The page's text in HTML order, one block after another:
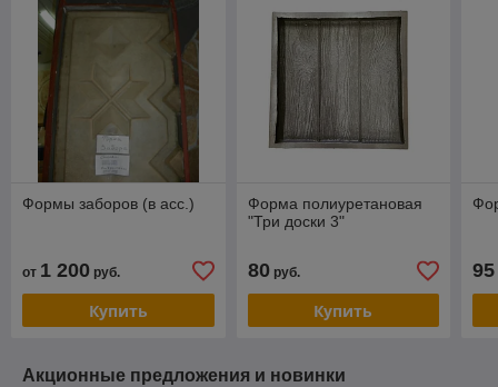
Формы заборов (в асс.)
от 1 200 руб.
Купить
Форма полиуретановая
"Три доски 3"
80руб.
Купить
95
Акционные предложения и новинки